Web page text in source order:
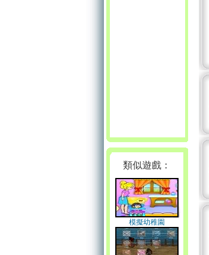
類似遊戲：
模擬幼稚園